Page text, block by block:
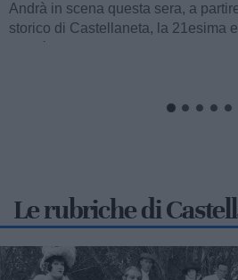
Andrà in scena questa sera, a
storico di Castellaneta, la 21esima
Le rubriche di